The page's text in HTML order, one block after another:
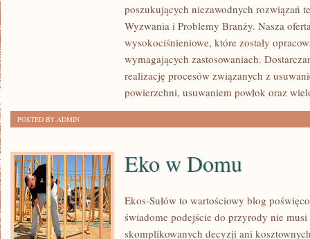
poszukujących niezawodnych rozwiązań
Wyzwania i Problemy Branży. Nasza
wysokociśnieniowe, które zostały
wymagających zastosowaniach.
realizację procesów związanych z
powierzchni, usuwaniem powłok oraz
POSTED BY ADMIN
Eko w Domu
Ekos-Sułów to wartościowy blog
świadome podejście do przyrody nie
skomplikowanych decyzji ani